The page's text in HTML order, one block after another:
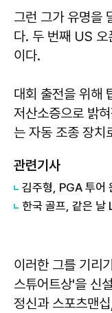
그런 그가 유명을
다. 두 번째 US
이다.
대회 출전을 위해
저산소증으로 밝
는 자동 조종 장치
관련기사
이러한 그를 기리
스튜어트상'을 신
정신과 스포츠맨